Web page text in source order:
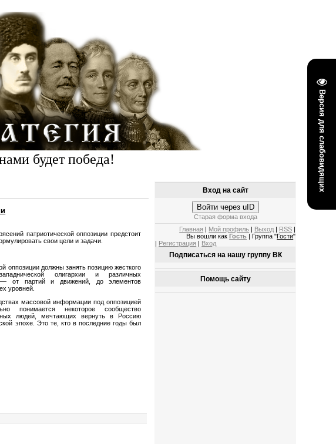
Версия для слабовидящих
будет победа!
патриотической оппозиции предстоит
свои цели и задачи.
оппозиции должны занять позицию жесткого
западнической олигархии и различных
от партий и движений, до элементов
уровней.
массовой информации под оппозицией
понимается некоторое сообщество
людей, мечтающих вернуть в Россию
эпохе. Это те, кто в последние годы был
Вход на сайт
Войти через uID
Старая форма входа
Главная
Мой профиль Выход RSS
Вы вошли как Гость | Группа "Гости"
Регистрация Вход
Подписаться на нашу группу ВК
Помощь сайту